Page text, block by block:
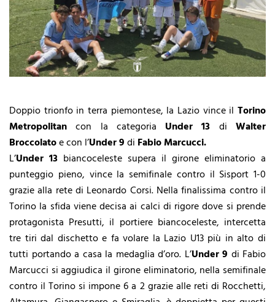
Doppio trionfo in terra piemontese, la Lazio vince il Torino
Metropolitancon la categoria Under 13 diWalter
Broccolatoe con l’Under 9di Fabio Marcucci.
L’Under 13 biancoceleste supera il girone eliminatorio a
punteggio pieno, vince la semifinale contro il Sisport 1-0
grazie alla rete di Leonardo Corsi. Nella finalissima contro il
Torino la sfida viene decisa ai calci di rigore dove si prende
protagonista Presutti, il portiere biancoceleste, intercetta
tre tiri dal dischetto e fa volare la Lazio U13 più in alto di
tutti portando a casa la medaglia d’oro. L’Under 9 di Fabio
Marcucci si aggiudica il girone eliminatorio, nella semifinale
contro il Torino si impone 6 a 2 grazie alle reti di Rocchetti,